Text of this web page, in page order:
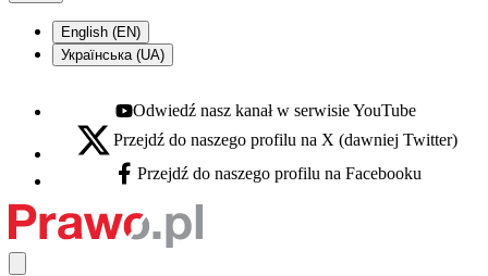
English (EN)
Українська (UA)
Youtube - otwiera się w nowej karcie
Odwiedź nasz kanał w serwisie YouTube
X - otwiera się w nowej karcie
Przejdź do naszego profilu na X (dawniej Twitter)
Facebook - otwiera się w nowej karcie
Przejdź do naszego profilu na Facebooku